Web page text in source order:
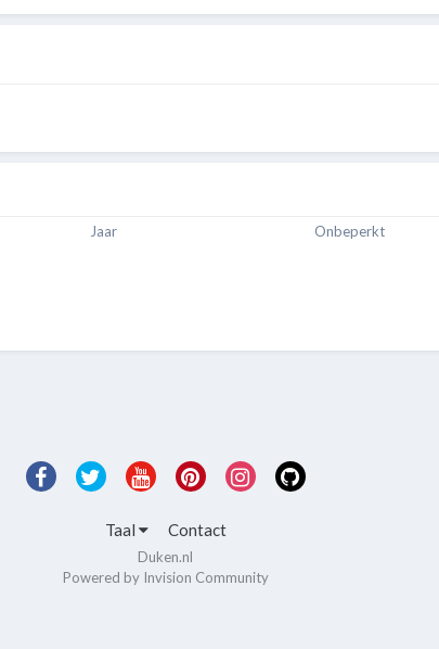
Jaar Onbeperkt
Taal Contact
Duken.nl
Powered by Invision Community